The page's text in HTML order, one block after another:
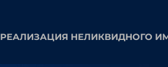
РЕАЛИЗАЦИЯ НЕЛИКВИДНОГО